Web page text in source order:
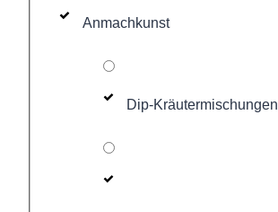
Anmachkunst
Dip-Kräutermischungen